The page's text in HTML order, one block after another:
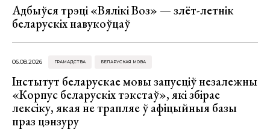
Адбыўся трэці «Вялікі Воз» — злёт-летнік
беларускіх навукоўцаў
06.08.2026 ГРАМАДСТВА БЕЛАРУСКАЯ МОВА
Інстытут беларускае мовы запусціў незалежны
«Корпус беларускіх тэкстаў», які збірае
лексіку, якая не трапляе ў афіцыйныя базы
праз цэнзуру